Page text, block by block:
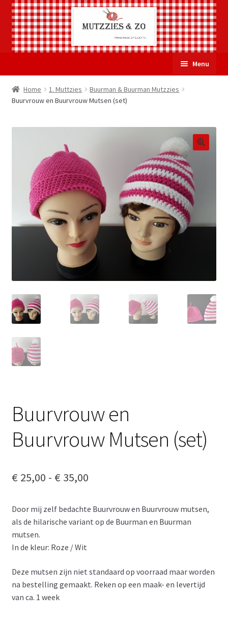
naar
navigatie
de
inhoud
Menu
Welkom
Mijn account
Winkelmand
Home 1. Muttzies
Buurman & Buurman Mutzzies
Buurvrouw en Buurvrouw Mutsen (set)
Buurvrouw en
Buurvrouw Mutsen (set)
€ 25,00 - € 35,00Prijsklasse:
tot
Door mij zelf bedachte Buurvrouw en Buurvrouw mutsen,
als de hilarische variant op de Buurman en Buurman
mutsen.
In de kleur: Roze / Wit
Deze mutsen zijn niet standaard op voorraad maar worden
na bestelling gemaakt. Reken op een maak- en levertijd
van ca. 1 week